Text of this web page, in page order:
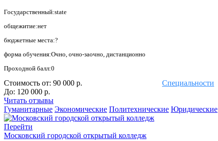
Государственный:state
общежитие:нет
бюджетные места:?
форма обучения:Очно, очно-заочно, дистанционно
Проходной балл:0
Специальности
Стоимость от: 90 000 р.
До: 120 000 р.
Читать отзывы
Гуманитарные Экономические Политехнические Юридические
Перейти
Московский городской открытый колледж